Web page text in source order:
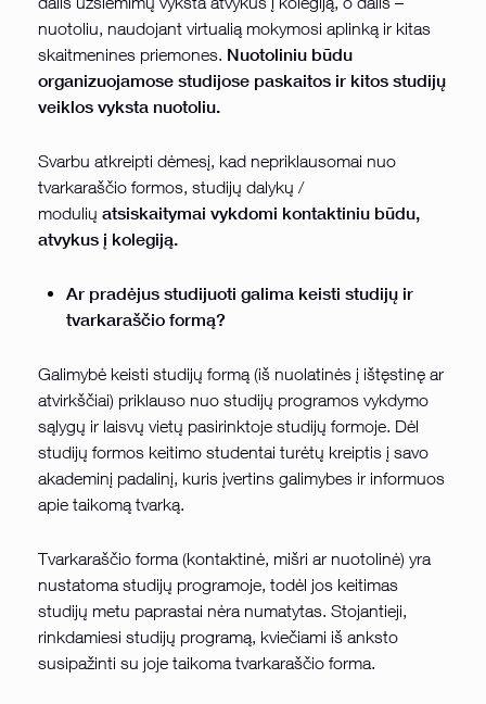
nuotoliu, naudojant virtualią mokymosi aplinką ir kitas
skaitmenines priemones. Nuotoliniu būdu
organizuojamose studijose paskaitos ir kitos studijų
veiklos vyksta nuotoliu.
Svarbu atkreipti dėmesį, kad nepriklausomai nuo
tvarkaraščio formos, studijų dalykų /
modulių atsiskaitymai vykdomi kontaktiniu būdu,
atvykus į kolegiją.
Ar pradėjus studijuoti galima keisti studijų ir
tvarkaraščio formą?
Galimybė keisti studijų formą (iš nuolatinės į ištęstinę ar
atvirkščiai) priklauso nuo studijų programos vykdymo
sąlygų ir laisvų vietų pasirinktoje studijų formoje. Dėl
studijų formos keitimo studentai turėtų kreiptis į savo
akademinį padalinį, kuris įvertins galimybes ir informuos
apie taikomą tvarką.
Tvarkaraščio forma (kontaktinė, mišri ar nuotolinė) yra
nustatoma studijų programoje, todėl jos keitimas
studijų metu paprastai nėra numatytas. Stojantieji,
rinkdamiesi studijų programą, kviečiami iš anksto
susipažinti su joje taikoma tvarkaraščio forma.